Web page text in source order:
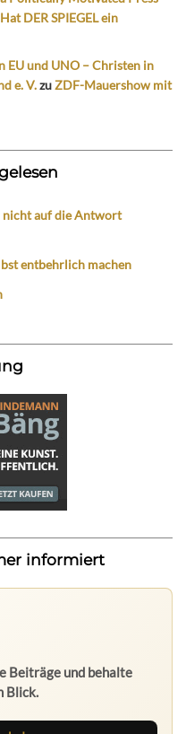
Hat DER SPIEGEL ein
EU und UNO – Christen in
e. V.zuZDF-Mauershow mit
nicht auf die Antwort
entbehrlich machen
informiert
Beiträge und behalte
Blick.